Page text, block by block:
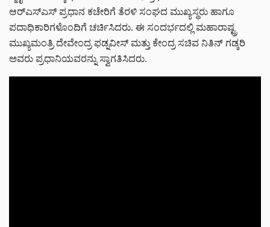
ಆರ್‌ಎಸ್‌ಎಸ್ ಪ್ರಧಾನ ಕಚೇರಿಗೆ ತೆರಳಿ ಸಂಘದ ಮುಖ್ಯಸ್ಥರು ಹಾಗೂ
ಪದಾಧಿಕಾರಿಗಳೊಂದಿಗೆ ಚರ್ಚಿಸಿದರು. ಈ ಸಂದರ್ಭದಲ್ಲಿ ಮಹಾರಾಷ್ಟ್ರ
ಮುಖ್ಯಮಂತ್ರಿ ದೇವೇಂದ್ರ ಫಡ್ನವೀಸ್ ಮತ್ತು ಕೇಂದ್ರ ಸಚಿವ ನಿತಿನ್ ಗಡ್ಕರಿ
ಅವರು ಪ್ರಧಾನಿಯವರನ್ನು ಸ್ವಾಗತಿಸಿದರು.